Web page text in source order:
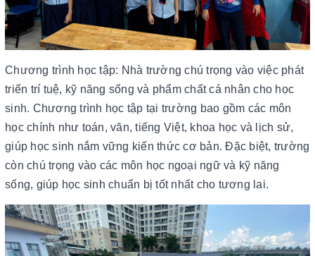
Chương trình học tập: Nhà trường chú trọng vào việc phát
triển trí tuệ, kỹ năng sống và phẩm chất cá nhân cho học
sinh. Chương trình học tập tại trường bao gồm các môn
học chính như toán, văn, tiếng Việt, khoa học và lịch sử,
giúp học sinh nắm vững kiến thức cơ bản. Đặc biệt, trường
còn chú trọng vào các môn học ngoại ngữ và kỹ năng
sống, giúp học sinh chuẩn bị tốt nhất cho tương lai.